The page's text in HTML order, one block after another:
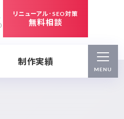
リニューアル･SEO対策
無料相談
制作実績
MENU